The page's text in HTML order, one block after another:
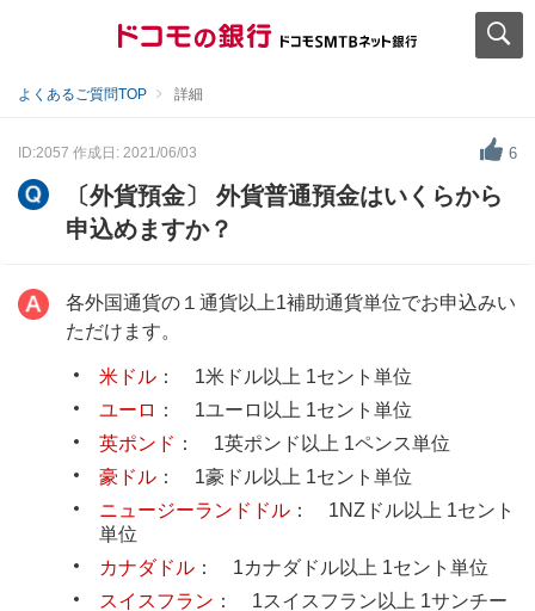
よくあるご質問TOP 詳細
ID:2057 作成日: 2021/06/03 6
〔外貨預金〕 外貨普通預金はいくらから
申込めますか？
各外国通貨の１通貨以上1補助通貨単位でお申込みい
ただけます。
米ドル ： 1米ドル以上 1セント単位
ユーロ ： 1ユーロ以上 1セント単位
英ポンド ： 1英ポンド以上 1ペンス単位
豪ドル ： 1豪ドル以上 1セント単位
ニュージーランドドル ： 1NZドル以上 1セント
単位
カナダドル ： 1カナダドル以上 1セント単位
スイスフラン ： 1スイスフラン以上 1サンチー